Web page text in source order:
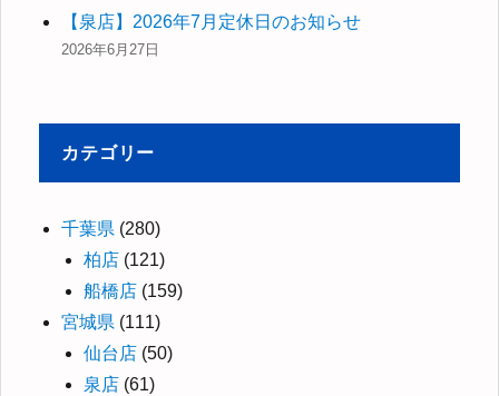
【泉店】2026年7月定休日のお知らせ
2026年6月27日
カテゴリー
千葉県 (280)
柏店 (121)
船橋店 (159)
宮城県 (111)
仙台店 (50)
泉店 (61)